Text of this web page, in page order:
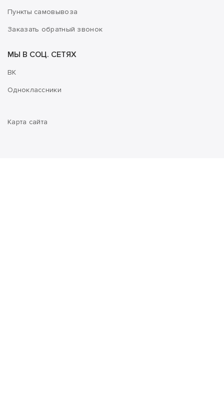
Пункты самовывоза
Заказать обратный звонок
МЫ В СОЦ. СЕТЯХ
ВК
Одноклассники
Карта сайта